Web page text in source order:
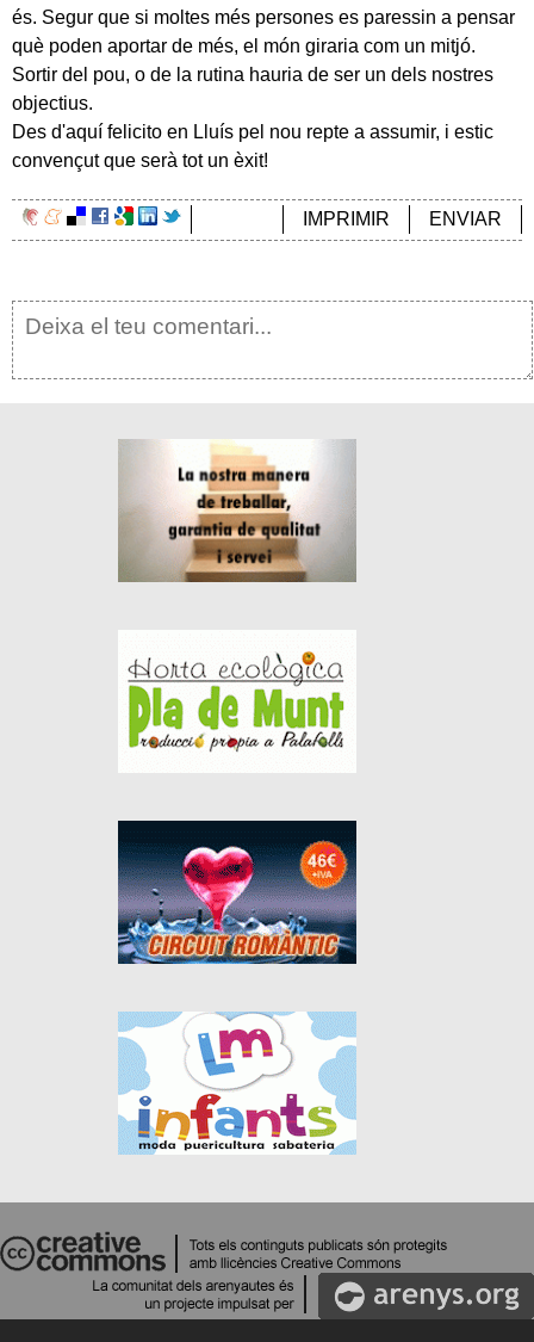
és. Segur que si moltes més persones es paressin a pensar
què poden aportar de més, el món giraria com un mitjó.
Sortir del pou, o de la rutina hauria de ser un dels nostres
objectius.
Des d'aquí felicito en Lluís pel nou repte a assumir, i estic
convençut que serà tot un èxit!
ENVIAR
IMPRIMIR